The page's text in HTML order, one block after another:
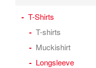
T-Shirts
T-shirts
Muckishirt
Longsleeve